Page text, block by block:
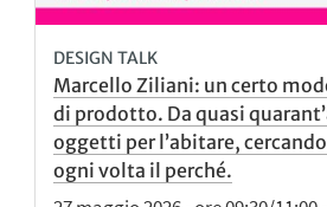
DESIGN TALK
Marcello Ziliani: un certo
di prodotto. Da quasi
oggetti per l’abitare,
ogni volta il perché.